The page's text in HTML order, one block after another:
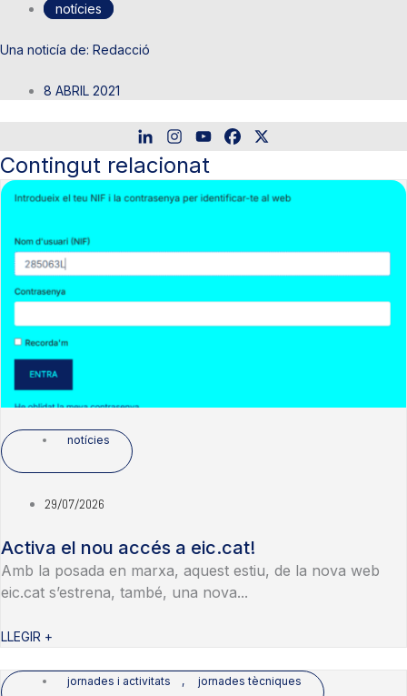
notícies
Redacció
8 ABRIL 2021
Contingut relacionat
notícies
29/07/2026
Activa el nou accés a eic.cat!
Amb la posada en marxa, aquest estiu, de la nova web
eic.cat s’estrena, també, una nova...
LLEGIR +
jornades i activitats , jornades tècniques